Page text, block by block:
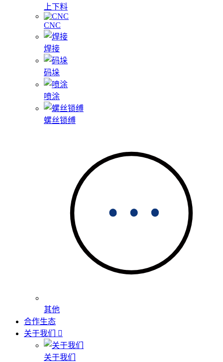
上下料
CNC
焊接
码垛
喷涂
螺丝锁缚
其他
合作生态
关于我们
关于我们